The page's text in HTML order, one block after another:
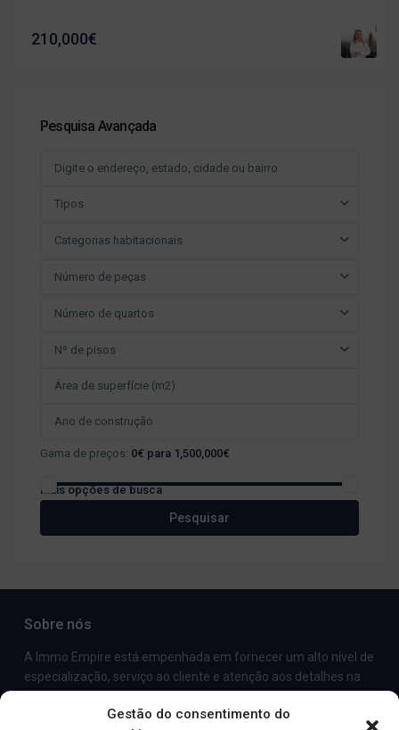
Gestão do consentimento do
210,000€
Pesquisa Avançada
Tipos
Categorias habitacionais
Número de peças
Número de quartos
Nº de pisos
Gama de preços: 0€ para 1,500,000€
Mais opções de busca
Pesquisar
Sobre nós
A Immo Empire está empenhada em fornecer um alto nível de
especialização, serviço ao cliente e atenção aos detalhes na